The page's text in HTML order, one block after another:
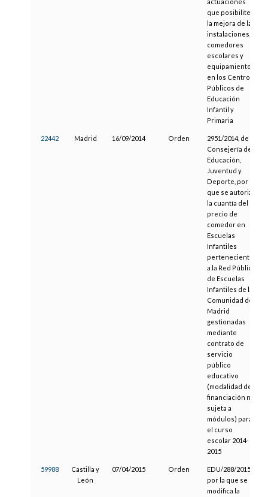
actuaciones
que posibiliten
la mejora de las
instalaciones,
comedores
escolares y
equipamientos
en los Centros
Públicos de
Educación
Infantil y
Primaria
22442 Madrid 16/09/2014 Orden
2951/2014, de la
Consejería de
Educación,
Juventud y
Deporte, por la
que se autoriza
la cuantía del
precio de
comedor en
Escuelas
Infantiles
pertenecientes
a la Red Pública
de Escuelas
Infantiles de la
Comunidad de
Madrid
gestionadas
mediante
contrato de
servicio
público
educativo
(modalidad de
financiación no
sujeta a
módulos) para
el curso
escolar 2014-
2015
59988
Castilla y
León
07/04/2015 Orden
EDU/288/2015,
por la que se
modifica la